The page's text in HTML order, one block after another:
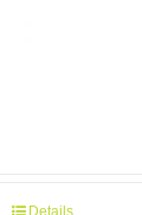
Details